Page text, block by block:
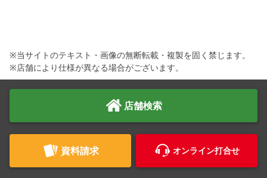
※当サイトのテキスト・画像の無断転載・複製を固く禁じます。
※店舗により仕様が異なる場合がございます。
店舗検索
資料請求 オンライン打合せ